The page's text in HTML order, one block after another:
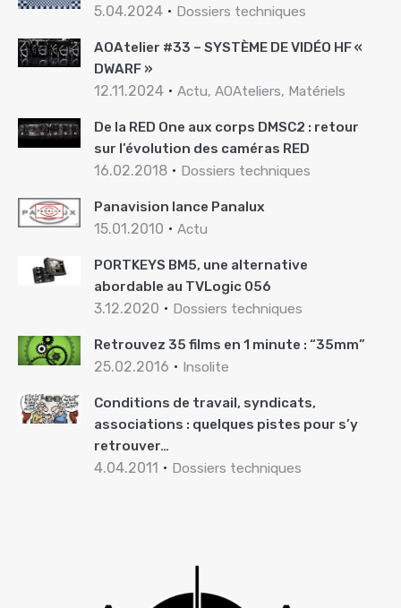
5.04.2024 Dossiers techniques
AOAtelier #33 – SYSTÈME DE VIDÉO HF «
DWARF »
12.11.2024 Actu, AOAteliers, Matériels
De la RED One aux corps DMSC2 : retour
sur l’évolution des caméras RED
16.02.2018 Dossiers techniques
Panavision lance Panalux
15.01.2010 Actu
PORTKEYS BM5, une alternative
abordable au TVLogic 056
3.12.2020 Dossiers techniques
Retrouvez 35 films en 1 minute : “35mm”
25.02.2016 Insolite
Conditions de travail, syndicats,
associations : quelques pistes pour s’y
retrouver…
4.04.2011 Dossiers techniques